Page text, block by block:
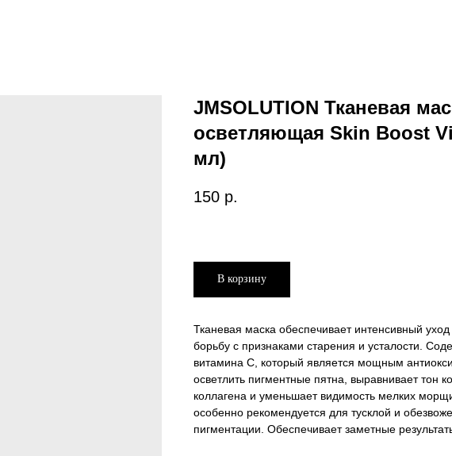
JMSOLUTION Тканевая
осветляющая Skin Boost
мл)
150 р.
В корзину
Тканевая маска обеспечивает интенсивный
борьбу с признаками старения и усталости.
витамина С, который является мощным
осветлить пигментные пятна, выравнивает тон
коллагена и уменьшает видимость мелких
особенно рекомендуется для тусклой и
пигментации. Обеспечивает заметные